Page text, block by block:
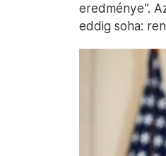
eredménye”.
eddig soha: